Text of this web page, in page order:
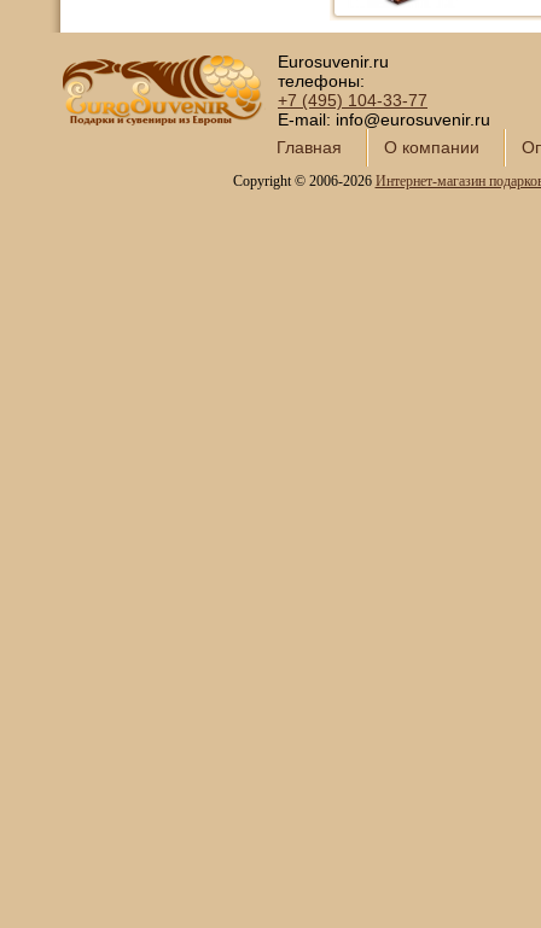
Eurosuvenir.ru
телефоны:
+7 (495) 104-33-77
E-mail: info@eurosuvenir.ru
Главная
О компании
Copyright © 2006-2026 Интернет-магазин